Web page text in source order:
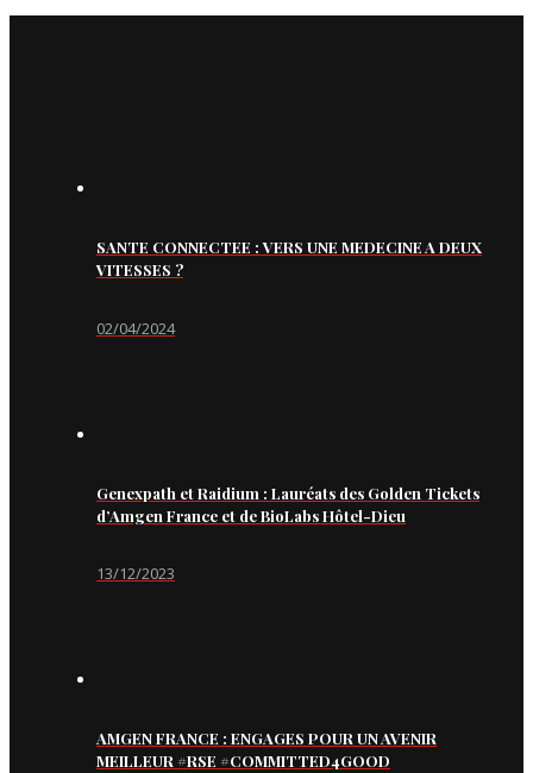
SANTE CONNECTEE : VERS UNE MEDECINE A DEUX
VITESSES ?
02/04/2024
Genexpath et Raidium : Lauréats des Golden Tickets
d’Amgen France et de BioLabs Hôtel-Dieu
13/12/2023
AMGEN FRANCE : ENGAGES POUR UN AVENIR
MEILLEUR #RSE #COMMITTED4GOOD